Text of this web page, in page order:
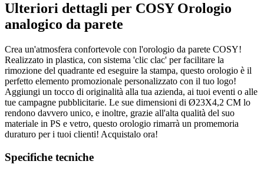
Ulteriori dettagli per COSY Orologio
analogico da parete
Crea un'atmosfera confortevole con l'orologio da parete COSY!
Realizzato in plastica, con sistema 'clic clac' per facilitare la
rimozione del quadrante ed eseguire la stampa, questo orologio è il
perfetto elemento promozionale personalizzato con il tuo logo!
Aggiungi un tocco di originalità alla tua azienda, ai tuoi eventi o alle
tue campagne pubblicitarie. Le sue dimensioni di Ø23X4,2 CM lo
rendono davvero unico, e inoltre, grazie all'alta qualità del suo
materiale in PS e vetro, questo orologio rimarrà un promemoria
duraturo per i tuoi clienti! Acquistalo ora!
Specifiche tecniche